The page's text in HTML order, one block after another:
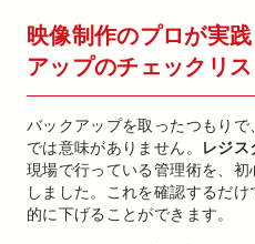
映像制作のプロが実
アップのチェックリス
バックアップを取ったつもり
では意味がありません。
レジス
現場で行っている管理術を、
しました。これを確認するだ
的に下げることができます。